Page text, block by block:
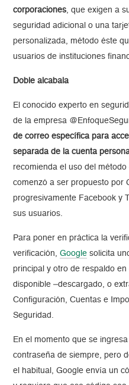
corporaciones, que exigen a
seguridad adicional o una
personalizada, método éste
usuarios de instituciones
Doble alcabala
El conocido experto en
de la empresa
de correo específica para
separada de la cuenta
recomienda el uso del
comenzó a ser propuesto por
progresivamente Facebook y
sus usuarios.
Para poner en práctica la
verificación,Google solicita
principal y otro de respaldo
disponible –descargado, o
Configuración, Cuentas e
Seguridad.
En el momento que se
contraseña de siempre, pero
el habitual, Google envía un